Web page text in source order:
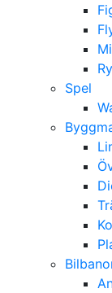
Spel